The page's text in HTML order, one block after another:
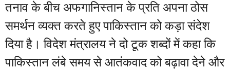
तनाव के बीच अफगानिस्तान के प्रति अपना ठोस
समर्थन व्यक्त करते हुए पाकिस्तान को कड़ा संदेश
दिया है। विदेश मंत्रालय ने दो टूक शब्दों में कहा कि
पाकिस्तान लंबे समय से आतंकवाद को बढ़ावा देने और